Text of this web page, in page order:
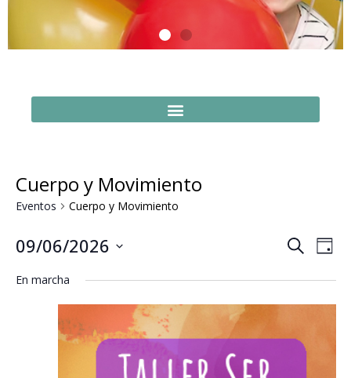
Cuerpo y Movimiento
Eventos Cuerpo y Movimiento
de
y
vistas
Buscar
de
Día
09/06/2026
fecha.
En marcha